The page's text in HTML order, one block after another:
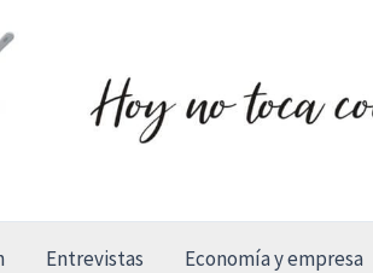
Entrevistas Economía y empresa